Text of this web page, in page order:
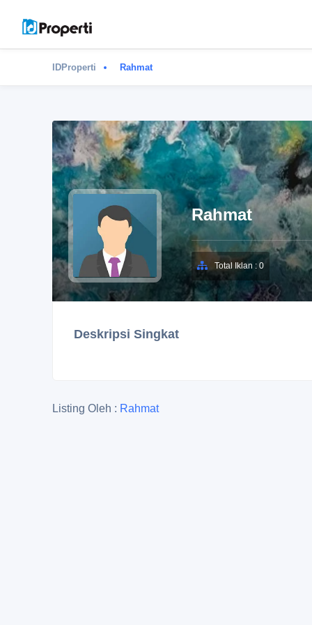
IDProperti Rahmat
Rahmat
Total Iklan : 0
Deskripsi Singkat
Listing Oleh : Rahmat